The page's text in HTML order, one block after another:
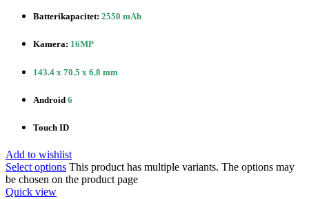
Batterikapacitet: 2550 mAh
Kamera: 16MP
143.4 x 70.5 x 6.8 mm
Android 6
Touch ID
Add to wishlist
Select options This product has multiple variants. The options may
be chosen on the product page
Quick view